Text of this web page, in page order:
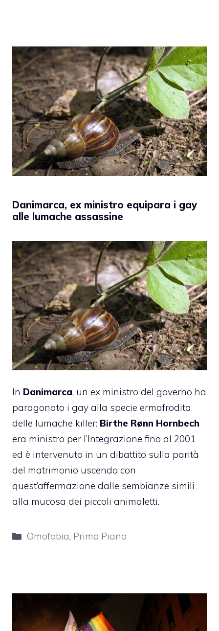
Danimarca, ex ministro equipara i gay
alle lumache assassine
In Danimarca, un ex ministro del governo ha
paragonato i gay alla specie ermafrodita
delle lumache killer: Birthe Rønn Hornbech
era ministro per l’Integrazione fino al 2001
ed è intervenuto in un dibattito sulla parità
del matrimonio uscendo con
quest’affermazione dalle sembianze simili
alla mucosa dei piccoli animaletti.
Categorie
Omofobia, Primo Piano